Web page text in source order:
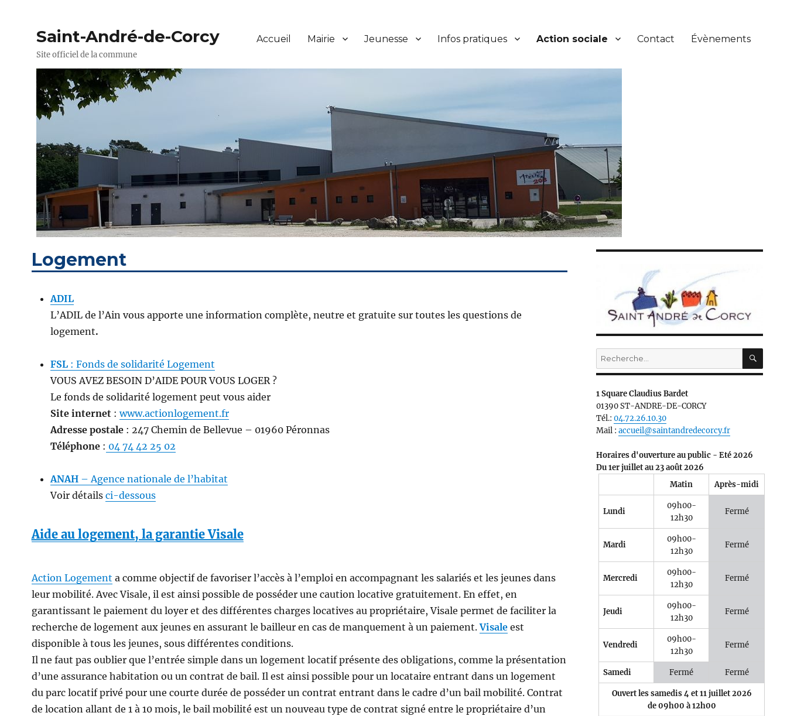
Saint-André-de-Corcy
Site officiel de la commune
Accueil Mairie Jeunesse Infos pratiques Action sociale Contact Évènements
Logement
ADIL
L’ADIL de l’Ain vous apporte une information complète, neutre et gratuite sur toutes les questions de
logement.
FSL: Fonds de solidarité Logement
VOUS AVEZ BESOIN D’AIDE POUR VOUS LOGER ?
Le fonds de solidarité logement peut vous aider
Site internet:www.actionlogement.fr
Adresse postale: 247 Chemin de Bellevue – 01960 Péronnas
Téléphone: 04 74 42 25 02
ANAH– Agence nationale de l’habitat
Voir détails ci-dessous
Aide au logement, la garantie Visale
Action Logement a comme objectif de favoriser l’accès à l’emploi en accompagnant les salariés et les jeunes dans
leur mobilité. Avec Visale, il est ainsi possible de posséder une caution locative gratuitement. En effet, en
garantissant le paiement du loyer et des différentes charges locatives au propriétaire, Visale permet de faciliter la
recherche de logement aux jeunes en assurant le bailleur en cas de manquement à un paiement.Visaleest
disponible à tous les jeunes, sous différentes conditions.
Il ne faut pas oublier que l’entrée simple dans un logement locatif présente des obligations, comme la présentation
d’une assurance habitation ou un contrat de bail. Il est ainsi possible pour un locataire entrant dans un logement
du parc locatif privé pour une courte durée de posséder un contrat entrant dans le cadre d’un bail mobilité. Contrat
de location allant de 1 à 10 mois, le bail mobilité est un nouveau type de contrat signé entre le propriétaire d’un
Recherche
pour :
1 Square Claudius Bardet
01390 ST-ANDRE-DE-CORCY
Tél.:04.72.26.10.30
Mail :accueil@saintandredecorcy.fr
Horaires d'ouverture au public - Eté 2026
Du 1er juillet au 23 août 2026
Matin
Après-midi
Lundi
09h00-
12h30
Fermé
Mardi
09h00-
12h30
Fermé
Mercredi
09h00-
12h30
Fermé
Jeudi
09h00-
12h30
Fermé
Vendredi
09h00-
12h30
Fermé
Samedi Fermé Fermé
Ouvert les samedis 4 et 11 juillet 2026
de 09h00 à 12h00